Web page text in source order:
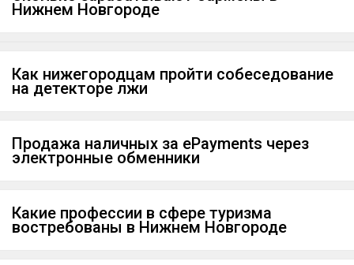
Нижнем Новгороде
Как нижегородцам пройти собеседование
на детекторе лжи
Продажа наличных за ePayments через
электронные обменники
Какие профессии в сфере туризма
востребованы в Нижнем Новгороде